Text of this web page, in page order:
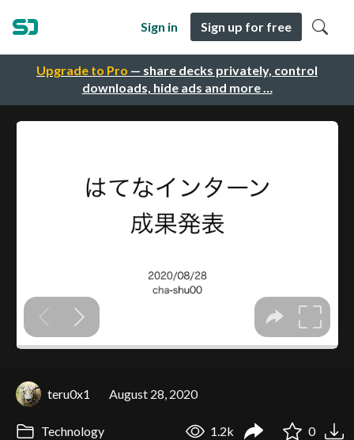
Upgrade to Pro — share decks privately, control
downloads, hide ads and more …
Sign in Sign up for free
teru0x1 August 28, 2020
Technology 1.2k 0